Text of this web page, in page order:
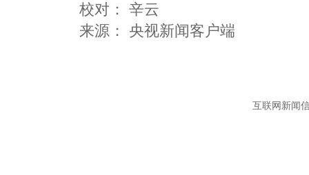
校对： 辛云
互联网新闻